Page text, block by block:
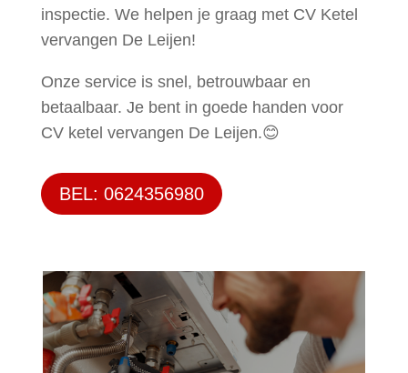
inspectie. We helpen je graag met CV Ketel
vervangen De Leijen!
Onze service is snel, betrouwbaar en
betaalbaar. Je bent in goede handen voor
CV ketel vervangen De Leijen.😊
BEL: 0624356980